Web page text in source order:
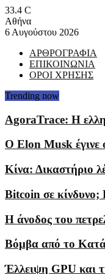
33.4 C
Αθήνα
6 Αυγούστου 2026
ΑΡΘΡΟΓΡΑΦΙΑ
ΕΠΙΚΟΙΝΩΝΙΑ
ΟΡΟΙ ΧΡΗΣΗΣ
Trending now
AgoraTrace: Η
Ο Elon Musk έγινε
Κίνα: Δικαστήριο
Bitcoin σε
Η άνοδος του
Βόμβα από το
Έλλειψη GPU και